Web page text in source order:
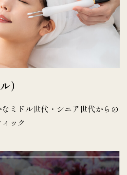
）
ミドル世代・シニア世代からの
ック